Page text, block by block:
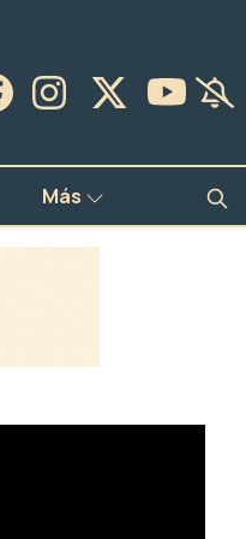
Más